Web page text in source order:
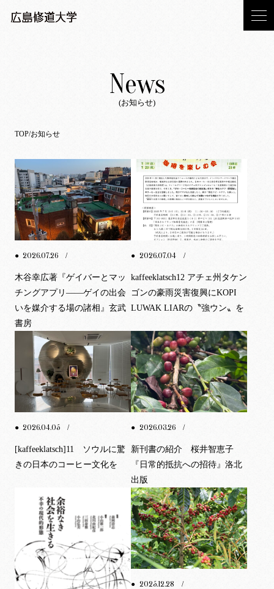
News
(お知らせ)
TOP お知らせ
● 2026.07.26 /
木谷幸広著『ゲイバーとマッ
チングアプリ——ゲイの出会
いを媒介する場の諸相』玄武
書房
● 2026.07.04/
kaffeeklatsch12 アチェ州タケン
ゴンの豪雨災害復興にKOPI
LUWAK LIARの〝強ウン〟を
● 2026.04.05 /
[kaffeeklatsch]11 ソウルに驚
きの日本のコーヒー文化を
● 2026.03.26/
新刊書の紹介 桜井智恵子
『日常的抵抗への招待』洛北
出版
● 2025.12.28 /